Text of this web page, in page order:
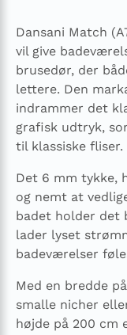
Dansani Match
vil give
brusedør, der
lettere. Den
indrammer det
grafisk udtryk,
til klassiske fliser.
Det 6 mm tykke,
og nemt at
badet holder det
lader lyset
badeværelser
Med en bredde
smalle nicher
højde på 200 cm